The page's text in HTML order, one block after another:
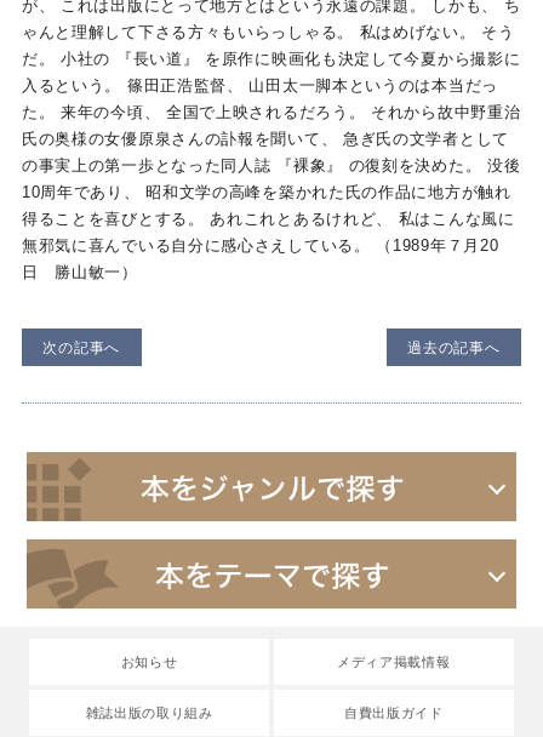
が、 これは出版にとって地方とはという永遠の課題。 しかも、 ち
ゃんと理解して下さる方々もいらっしゃる。 私はめげない。 そう
だ。 小社の 『長い道』 を原作に映画化も決定して今夏から撮影に
入るという。 篠田正浩監督、 山田太一脚本というのは本当だっ
た。 来年の今頃、 全国で上映されるだろう。 それから故中野重治
氏の奥様の女優原泉さんの訃報を聞いて、 急ぎ氏の文学者として
の事実上の第一歩となった同人誌 『裸象』 の復刻を決めた。 没後
10周年であり、 昭和文学の高峰を築かれた氏の作品に地方が触れ
得ることを喜びとする。 あれこれとあるけれど、 私はこんな風に
無邪気に喜んでいる自分に感心さえしている。 （1989年７月20
日 勝山敏一）
次の記事へ 過去の記事へ
お知らせ メディア掲載情報
雑誌出版の取り組み 自費出版ガイド